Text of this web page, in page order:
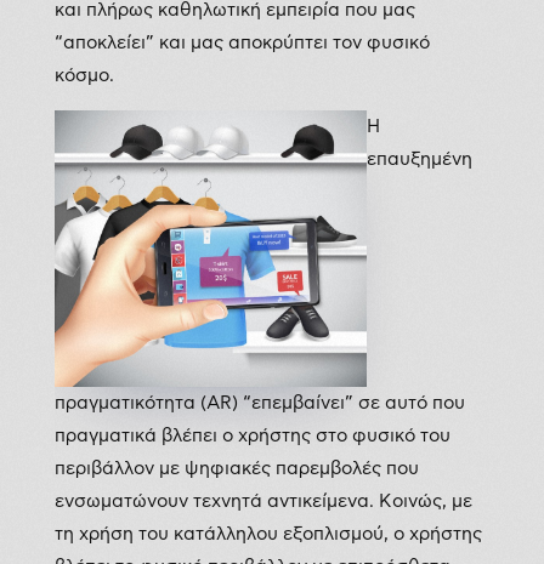
και πλήρως καθηλωτική εμπειρία που μας
“αποκλείει” και μας αποκρύπτει τον φυσικό
κόσμο.
Η
επαυξημένη
πραγματικότητα (AR) “επεμβαίνει” σε αυτό που
πραγματικά βλέπει ο χρήστης στο φυσικό του
περιβάλλον με ψηφιακές παρεμβολές που
ενσωματώνουν τεχνητά αντικείμενα. Κοινώς, με
τη χρήση του κατάλληλου εξοπλισμού, ο χρήστης